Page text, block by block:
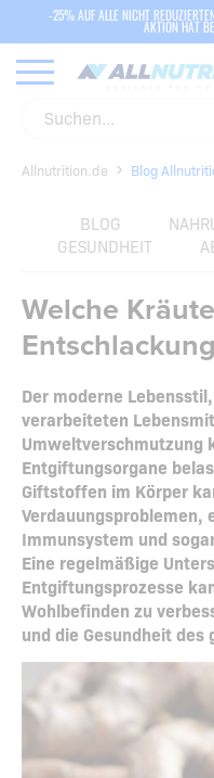
-25% AUF ALLE NICHT
AKTION HAT
Allnutrition.de Blog
BLOG
GESUNDHEIT
Welche
Der moderne
verarbeiteten
Umweltverschmutzung
Entgiftungsorgane
Giftstoffen im Körper
Verdauungsproblemen,
Immunsystem und
Eine regelmäßige
Entgiftungsprozesse
Wohlbefinden zu
und die Gesundheit